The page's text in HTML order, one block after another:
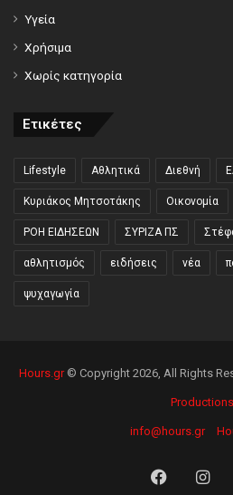
Υγεία
Χρήσιμα
Χωρίς κατηγορία
Ετικέτες
Lifestyle Αθλητικά Διεθνή
Κυριάκος Μητσοτάκης Οικονομία
ΡΟΗ ΕΙΔΗΣΕΩΝ ΣΥΡΙΖΑ ΠΣ
αθλητισμός ειδήσεις νέα
ψυχαγωγία
Hours.gr© Copyright 2026, All Rights
Productions
info@hours.gr
Facebook